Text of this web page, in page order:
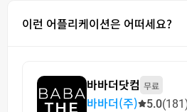
이런 어플리케이션은 어떠세요?
바바더닷컴 무료
바바더(주) 5.0